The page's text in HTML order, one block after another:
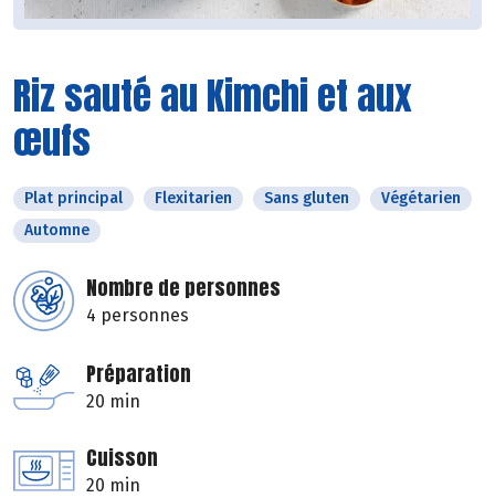
Riz sauté au Kimchi et aux
œufs
Plat principal Flexitarien Sans gluten
Végétarien
Automne
Nombre de personnes
4 personnes
Préparation
20 min
Cuisson
20 min